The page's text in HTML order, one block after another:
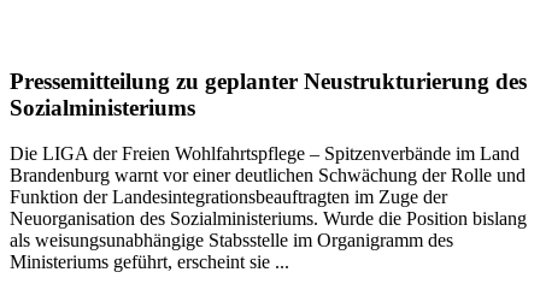
Pressemitteilung zu geplanter Neustrukturierung des
Sozialministeriums
Die LIGA der Freien Wohlfahrtspflege – Spitzenverbände im Land
Brandenburg warnt vor einer deutlichen Schwächung der Rolle und
Funktion der Landesintegrationsbeauftragten im Zuge der
Neuorganisation des Sozialministeriums. Wurde die Position bislang
als weisungsunabhängige Stabsstelle im Organigramm des
Ministeriums geführt, erscheint sie ...